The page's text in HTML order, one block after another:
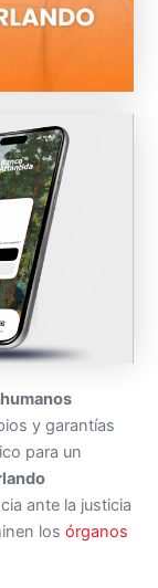
y garantías
para un
ante la justicia
losórganos